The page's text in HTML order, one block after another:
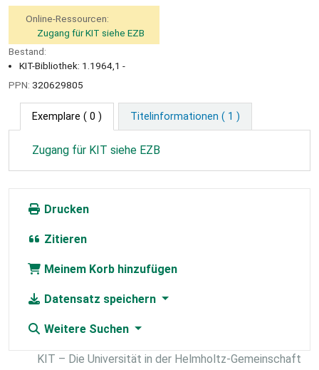
Online-Ressourcen:
Zugang für KIT siehe EZB
Bestand:
KIT-Bibliothek: 1.1964,1 -
PPN: 320629805
Exemplare ( 0 ) Titelinformationen ( 1 )
Zugang für KIT siehe EZB
Drucken
Zitieren
Meinem Korb hinzufügen
Datensatz speichern
Weitere Suchen
KIT – Die Universität in der Helmholtz-Gemeinschaft